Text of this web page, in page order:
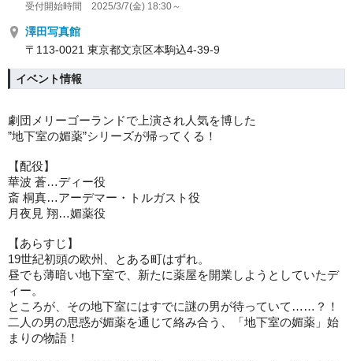
受付開始時間 2025/3/7(金) 18:30～
澤田写真館
〒113-0021 東京都文京区本駒込4-39-9
イベント情報
劇団メリーゴーランドで上演され人気を博した
”地下室の媚薬”シリーズが帰ってくる！
【配役】
華波 蒼…ディー役
斎 桐真…アーデマー・トルガスト役
月夜見 翔…媚薬役
【あらすじ】
19世紀初頭の欧州、とある町はずれ。
昼でも薄暗い地下室で、新たに薬屋を開業しようとしていたデ
ィー。
ところが、その地下室にはすでに謎の男が待っていて……？！
二人の男の思惑が媚薬を通じて絡み合う、「地下室の媚薬」始
まりの物語！